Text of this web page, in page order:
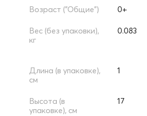
Возраст ("Общие") 0+
Вес (без упаковки),
кг
0.083
Длина (в упаковке),
см
1
Высота (в
упаковке), см
17